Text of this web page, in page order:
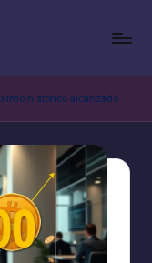
histórico alcanzado